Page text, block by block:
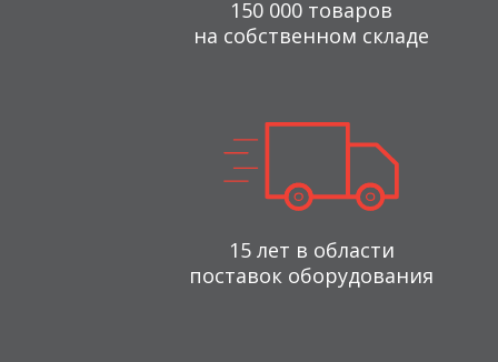
150 000 товаров
на собственном складе
15 лет в области
поставок оборудования